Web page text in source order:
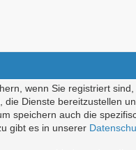
wenn Sie registriert
Dienste bereitzustellen
speichern auch die
gibt es in unserer